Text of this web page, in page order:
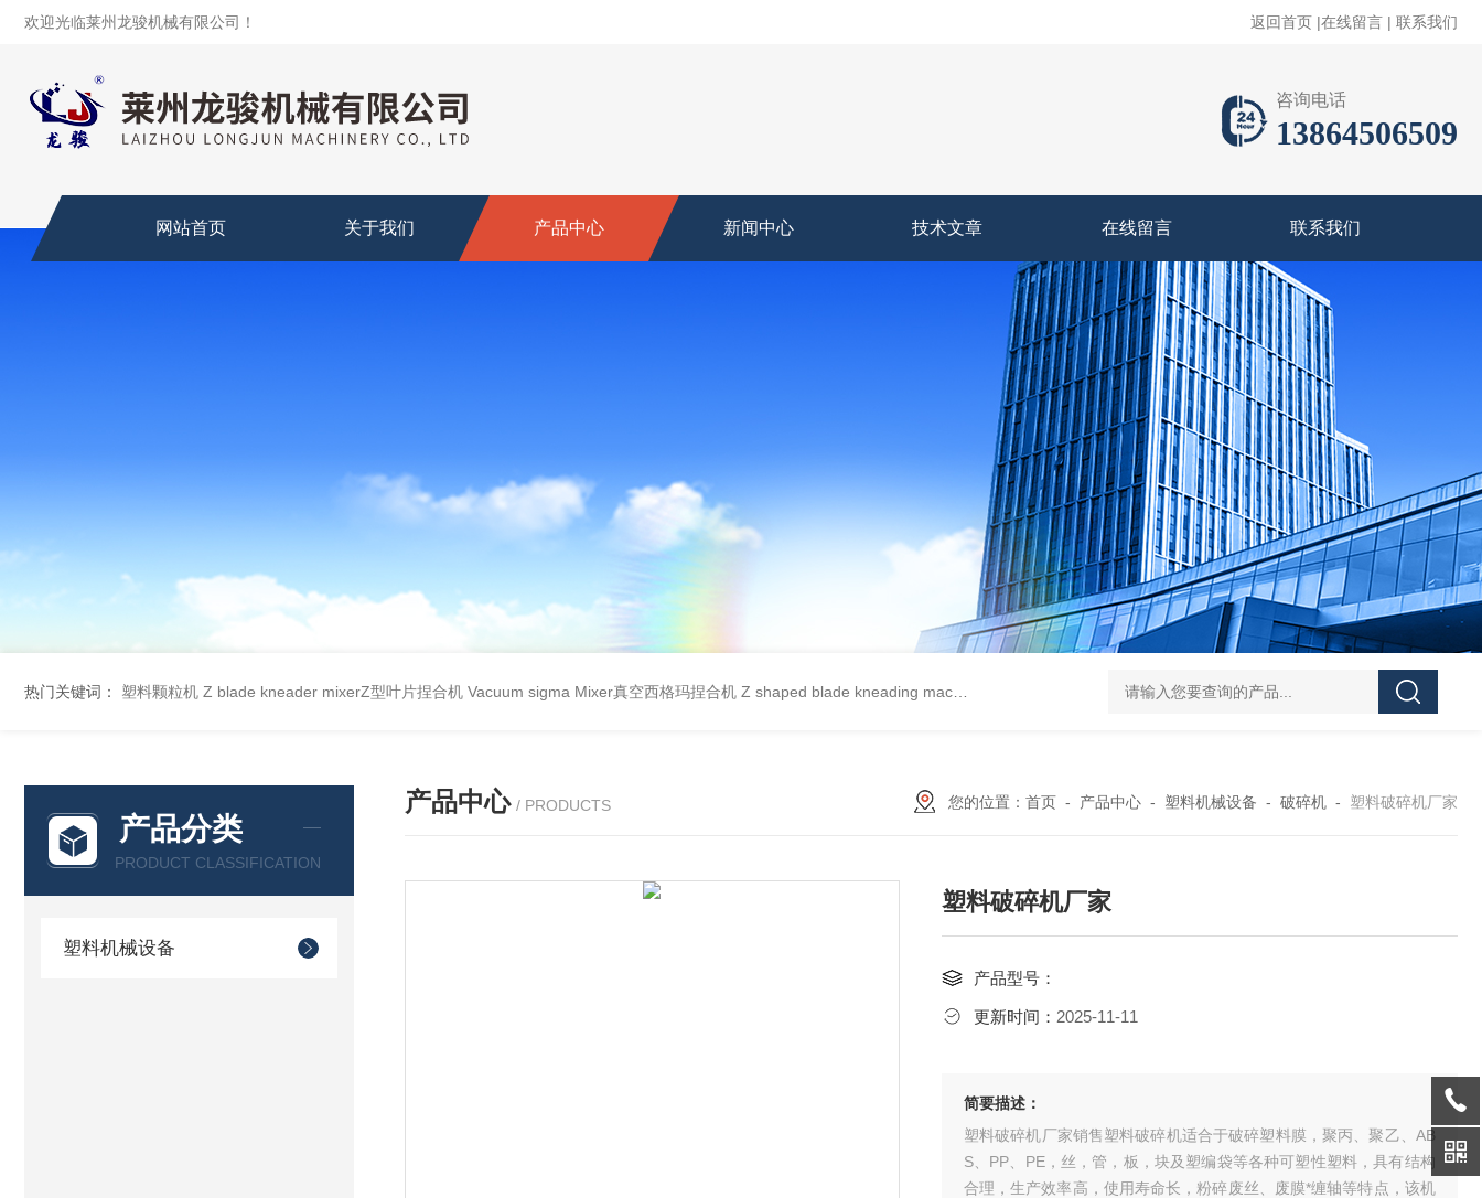
欢迎光临莱州龙骏机械有限公司！ 返回首页 |在线留言 | 联系我们
咨询电话
13864506509
网站首页 关于我们 产品中心 新闻中心 技术文章 在线留言 联系我们
热门关键词： 塑料颗粒机 Z blade kneader mixerZ型叶片捏合机 Vacuum sigma Mixer真空西格玛捏合机 Z shaped blade kneading machineZ型捏合机 Z shaped blade sigma mixerZ型捏合机 Vacuum Kneader真
产品分类
PRODUCT CLASSIFICATION
塑料机械设备
产品中心 / PRODUCTS 您的位置： 首页 - 产品中心 - 塑料机械设备 - 破碎机 - 塑料破碎机厂家
塑料破碎机厂家
产品型号：
更新时间： 2025-11-11
简要描述：
塑料破碎机厂家销售塑料破碎机适合于破碎塑料膜，聚丙、聚乙、AB
S、PP、PE，丝，管，板，块及塑编袋等各种可塑性塑料，具有结构
合理，生产效率高，使用寿命长，粉碎废丝、废膜*缠轴等特点，该机